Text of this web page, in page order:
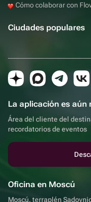
Cómo colaborar con
Ciudades populares
La aplicación es aún
Área del cliente del
recordatorios de eventos
Oficina en Moscú
Moscú, terraplén